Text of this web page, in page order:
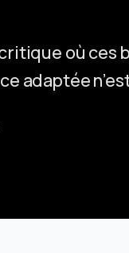
où ces
adaptée